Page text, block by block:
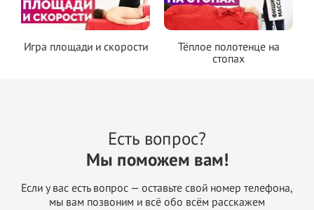
Игра площади и скорости
Тёплое полотенце на
стопах
Есть вопрос?
Мы поможем вам!
Если у вас есть вопрос — оставьте свой номер телефона,
мы вам позвоним и всё обо всём расскажем